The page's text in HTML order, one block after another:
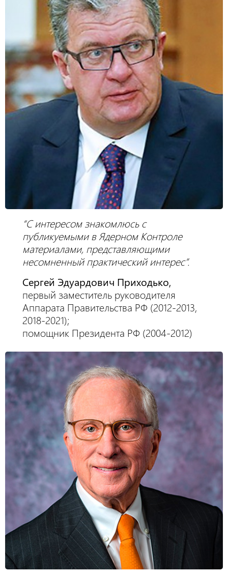
“С интересом знакомлюсь с
публикуемыми в Ядерном Контроле
материалами, представляющими
несомненный практический интерес”.
Сергей Эдуардович Приходько,
первый заместитель руководителя
Аппарата Правительства РФ (2012-2013,
2018-2021);
помощник Президента РФ (2004-2012)